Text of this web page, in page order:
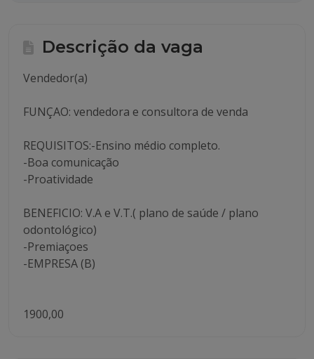
Descrição da vaga
Vendedor(a)
FUNÇAO: vendedora e consultora de venda
REQUISITOS:-Ensino médio completo.
-Boa comunicação
-Proatividade
BENEFICIO: V.A e V.T.( plano de saúde / plano
odontológico)
-Premiaçoes
-EMPRESA (B)
1900,00